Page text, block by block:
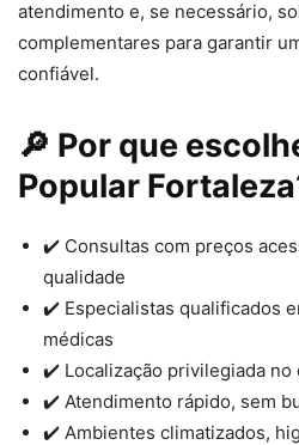
atendimento e, se necessário,
complementares para garantir
confiável.
🔎 Por que
Popular
✔️ Consultas com preços
qualidade
✔️ Especialistas qualificados
médicas
✔️ Localização privilegiada no
✔️ Atendimento rápido, sem
✔️ Ambientes climatizados,